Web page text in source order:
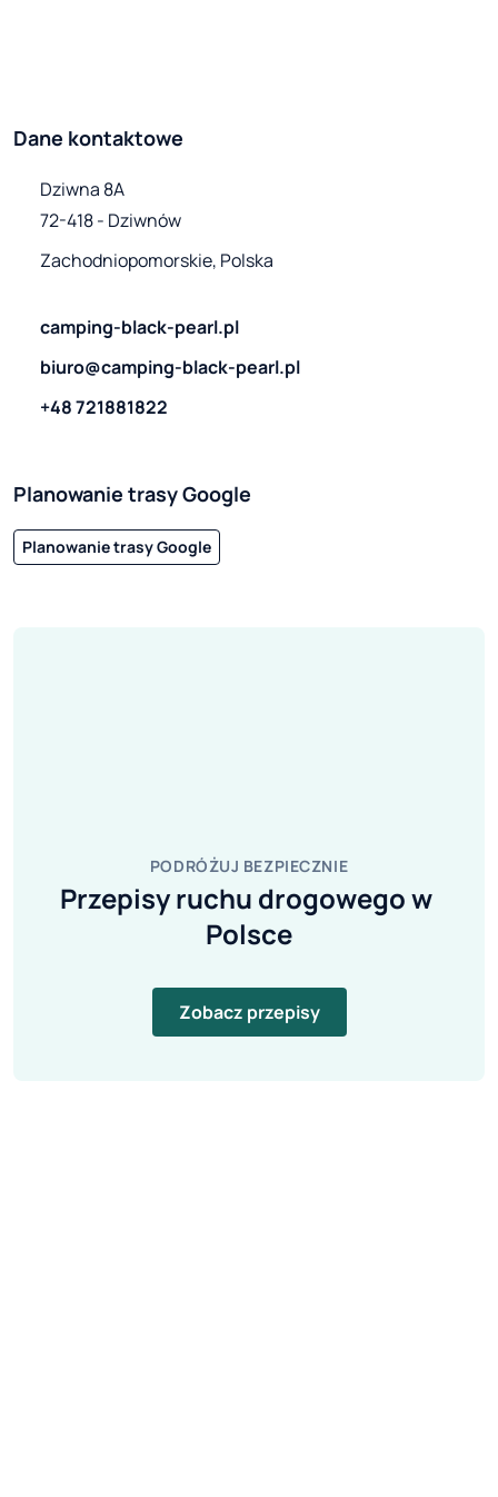
Dane kontaktowe
Dziwna 8A
72-418 - Dziwnów
Zachodniopomorskie, Polska
camping-black-pearl.pl
biuro@camping-black-pearl.pl
+48 721881822
Planowanie trasy Google
Planowanie trasy Google
PODRÓŻUJ BEZPIECZNIE
Przepisy ruchu drogowego w
Polsce
Zobacz przepisy